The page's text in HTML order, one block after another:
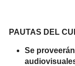
PAUTAS DEL
Se